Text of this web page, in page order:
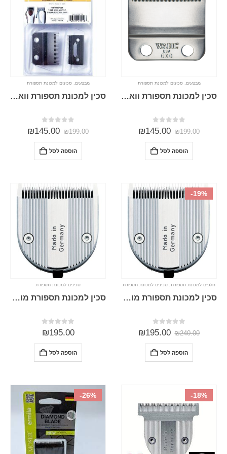
מבצעים ,סכינים למכונת תספורת
סכין למכונת תספורת וואל 5 כוכבים Wahl 5 STAR BALDING 2105 (העתק)
0 מתוך 5
₪199.00
₪145.00
הוספה לסל
מבצעים ,סכינים למכונת תספורת
סכין למכונת תספורת וואל מגיק קליפ,5 כוכבים סיניור Wahl MAGIC CLIP SENIOR 2191
0 מתוך 5
₪199.00
₪145.00
הוספה לסל
-19%
חלפים למכונת תספורת סכינים למכונת תספורת
סכין למכונת תספורת מוזר Moser 1871
0מתוך 5
₪240.00
₪195.00
הוספה לסל
סכינים למכונת תספורת
סכין למכונת תספורת מוזר Moser Chromstyle pro 1871
0מתוך 5 ₪195.00
הוספה לסל
-18%
-26%